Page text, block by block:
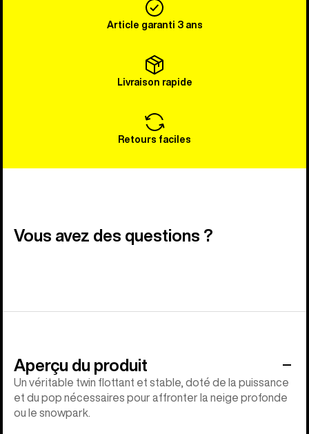
Article garanti 3 ans
Livraison rapide
Retours faciles
Vous avez des questions ?
Aperçu du produit
Un véritable twin flottant et stable, doté de la puissance
et du pop nécessaires pour affronter la neige profonde
ou le snowpark.